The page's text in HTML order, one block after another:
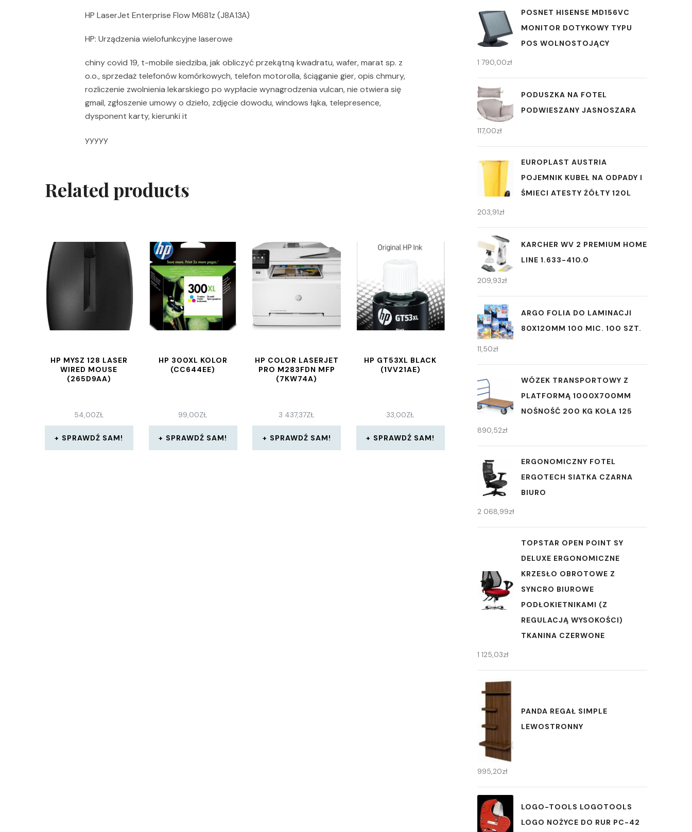
HP LaserJet Enterprise Flow M681z (J8A13A)
HP: Urządzenia wielofunkcyjne laserowe
chiny covid 19, t-mobile siedziba, jak obliczyć przekątną kwadratu, wafer, marat sp. z
o.o., sprzedaż telefonów komórkowych, telefon motorolla, ściąganie gier, opis chmury,
rozliczenie zwolnienia lekarskiego po wypłacie wynagrodzenia vulcan, nie otwiera się
gmail, zgłoszenie umowy o dzieło, zdjęcie dowodu, windows łąka, telepresence,
dysponent karty, kierunki it
yyyyy
Related products
HP MYSZ 128 LASER
WIRED MOUSE
(265D9AA)
54,00ZŁ
SPRAWDŹ SAM!
HP 300XL KOLOR
(CC644EE)
99,00ZŁ
SPRAWDŹ SAM!
HP COLOR LASERJET
PRO M283FDN MFP
(7KW74A)
3 437,37ZŁ
SPRAWDŹ SAM!
HP GT53XL BLACK
(1VV21AE)
33,00ZŁ
SPRAWDŹ SAM!
POSNET HISENSE MD156VC
MONITOR DOTYKOWY TYPU
POS WOLNOSTOJĄCY
1 790,00zł
PODUSZKA NA FOTEL
PODWIESZANY JASNOSZARA
117,00zł
EUROPLAST AUSTRIA
POJEMNIK KUBEŁ NA ODPADY I
ŚMIECI ATESTY ŻÓŁTY 120L
203,91zł
KARCHER WV 2 PREMIUM HOME
LINE 1.633-410.0
209,93zł
ARGO FOLIA DO LAMINACJI
80X120MM 100 MIC. 100 SZT.
11,50zł
WÓZEK TRANSPORTOWY Z
PLATFORMĄ 1000X700MM
NOŚNOŚĆ 200 KG KOŁA 125
890,52zł
ERGONOMICZNY FOTEL
ERGOTECH SIATKA CZARNA
BIURO
2 068,99zł
TOPSTAR OPEN POINT SY
DELUXE ERGONOMICZNE
KRZESŁO OBROTOWE Z
SYNCRO BIUROWE
PODŁOKIETNIKAMI (Z
REGULACJĄ WYSOKOŚCI)
TKANINA CZERWONE
1 125,03zł
PANDA REGAŁ SIMPLE
LEWOSTRONNY
995,20zł
LOGO-TOOLS LOGOTOOLS
LOGO NOŻYCE DO RUR PC-42